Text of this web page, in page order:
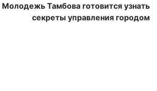
Молодежь Тамбова готовится узнать
секреты управления городом